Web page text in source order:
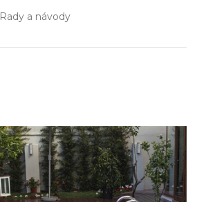
Rady a návody